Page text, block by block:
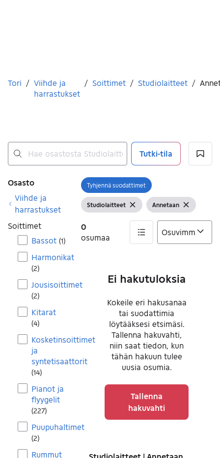
Olet tässä
Tori / Viihde ja
harrastukset
/ Soittimet / Studiolaitteet /
Tutki-tila
Suodattimet
Osasto
Viihde ja
harrastukset
Soittimet
Bassot (1)
Harmonikat
(2)
Jousisoittimet
(2)
Kitarat
(4)
Kosketinsoittimet
ja
syntetisaattorit
(14)
Pianot ja
flyygelit
(227)
Puupuhaltimet
(2)
Rummut
Avaa suodatin
Tyhjennä suodattimet
Näytä suodattimet
Studiolaitteet Tyhjennä suodatin
Näytä suodattimet
Annetaan Tyhjennä
0
osumaa
Ei hakutuloksia
Kokeile eri hakusanaa
tai suodattimia
löytääksesi etsimäsi.
Tallenna hakuvahti,
niin saat tiedon, kun
tähän hakuun tulee
uusia osumia.
Tallenna
hakuvahti